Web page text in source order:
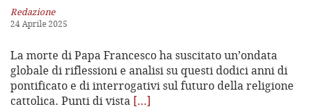
Redazione
24 Aprile 2025
La morte di Papa Francesco ha suscitato un’ondata
globale di riflessioni e analisi su questi dodici anni di
pontificato e di interrogativi sul futuro della religione
cattolica. Punti di vista […]